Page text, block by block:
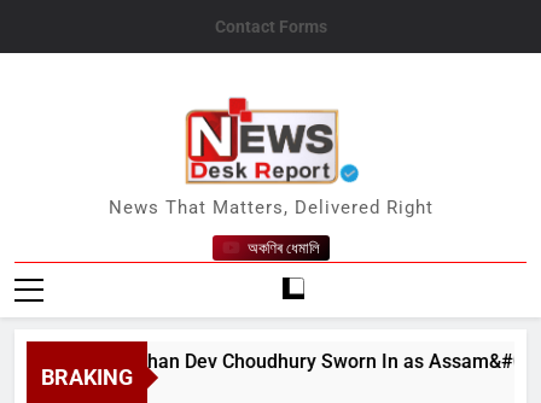
Contact Forms
News Desk Report
News That Matters, Delivered Right
অকণিৰ ধেমালি
BRAKING
Bhushan Dev Choudhury Sworn In as Assam&#039;s
6, 2026